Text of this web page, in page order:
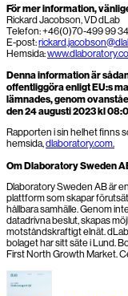
För mer information,
Rickard Jacobson, VD dLab
Telefon: +46(0)70-499 99 34
E-post:
Hemsida:
Denna information är
offentliggöra enligt EU:s
lämnades, genom
den 24 augusti 2023 kl
Rapporten i sin helhet finns
hemsida,dlaboratory.com.
Om Dlaboratory Sweden
Dlaboratory Sweden AB är
plattform som skapar
hållbara samhälle. Genom
datadrivna beslut, skapas
motståndskraftigt elnät.
bolaget har sitt säte i Lund.
First North Growth Market.